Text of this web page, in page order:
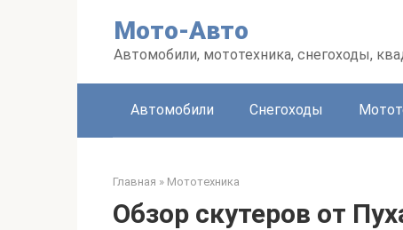
Мото-Авто
Автомобили, мототехника, снегоходы,
Автомобили Снегоходы
Главная » Мототехника
Обзор скутеров от